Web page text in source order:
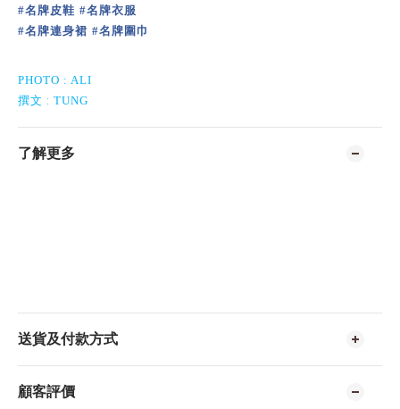
#名牌皮鞋 #名牌衣服
#名牌連身裙 #名牌圍巾
PHOTO : ALI
撰文 : TUNG
了解更多
送貨及付款方式
顧客評價